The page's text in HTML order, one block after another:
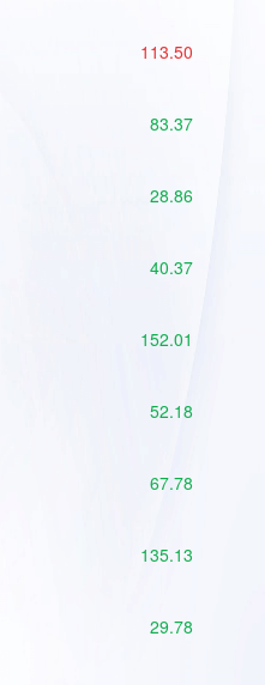
113.50
83.37
28.86
40.37
152.01
52.18
67.78
135.13
29.78